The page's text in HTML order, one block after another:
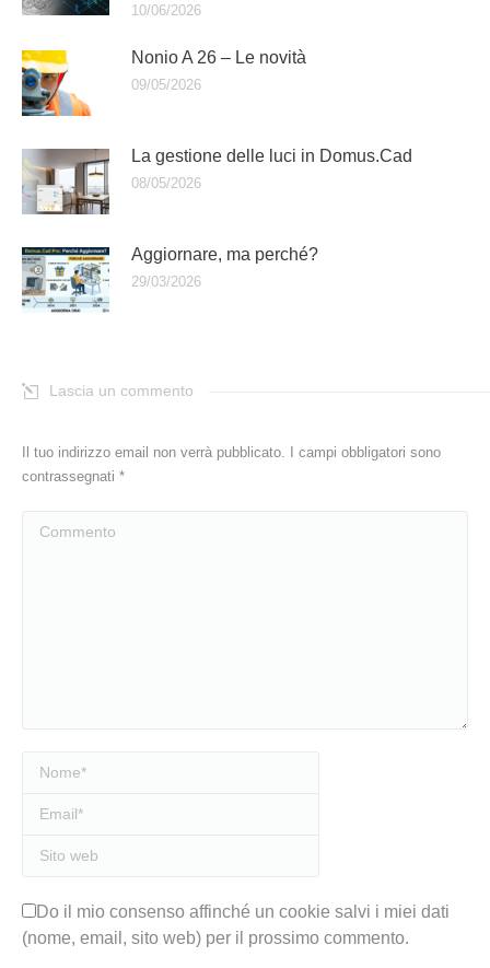
10/06/2026
Nonio A 26 – Le novità
09/05/2026
La gestione delle luci in Domus.Cad
08/05/2026
Aggiornare, ma perché?
29/03/2026
Lascia un commento
Il tuo indirizzo email non verrà pubblicato. I campi obbligatori sono
contrassegnati *
Nome *
Email *
Sito web
Do il mio consenso affinché un cookie salvi i miei dati
(nome, email, sito web) per il prossimo commento.